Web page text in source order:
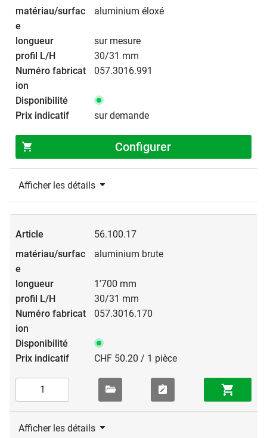
aluminium éloxé
sur mesure
30/31 mm
057.3016.991
sur demande
Configurer
Afficher les détails
56.100.17
aluminium brute
1'700 mm
30/31 mm
057.3016.170
CHF 50.20 / 1 pièce
Afficher les détails